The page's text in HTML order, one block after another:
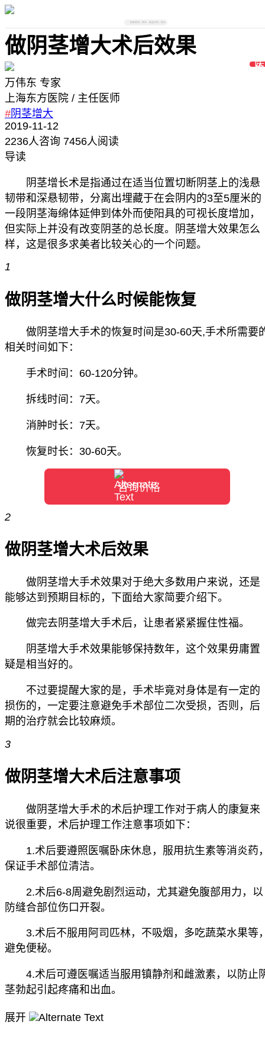
搜索医院、医生、美容项目、部位
做阴茎增大术后效果
万伟东 专家
上海东方医院 / 主任医师
医
生
#阴茎增大
2019-11-12
2236人咨询 7456人阅读
导读
阴茎增长术是指通过在适当位置切断阴茎上的浅悬
韧带和深悬韧带，分离出埋藏于在会阴内的3至5厘米的
一段阴茎海绵体延伸到体外而使阳具的可视长度增加，
但实际上并没有改变阴茎的总长度。阴茎增大效果怎么
样，这是很多求美者比较关心的一个问题。
1
做阴茎增大什么时候能恢复
做阴茎增大手术的恢复时间是30-60天,手术所需要
相关时间如下：
手术时间：60-120分钟。
拆线时间：7天。
消肿时长：7天。
恢复时长：30-60天。
咨询价格
2
做阴茎增大术后效果
做阴茎增大手术效果对于绝大多数用户来说，还是
能够达到预期目标的，下面给大家简要介绍下。
做完去阴茎增大手术后，让患者紧紧握住性福。
阴茎增大手术效果能够保持数年，这个效果毋庸置
疑是相当好的。
不过要提醒大家的是，手术毕竟对身体是有一定的
损伤的，一定要注意避免手术部位二次受损，否则，后
期的治疗就会比较麻烦。
3
做阴茎增大术后注意事项
做阴茎增大手术的术后护理工作对于病人的康复来
说很重要，术后护理工作注意事项如下：
1.术后要遵照医嘱卧床休息，服用抗生素等消炎药
保证手术部位清洁。
2.术后6-8周避免剧烈运动，尤其避免腹部用力，以
防缝合部位伤口开裂。
3.术后不服用阿司匹林，不吸烟，多吃蔬菜水果等
避免便秘。
4.术后可遵医嘱适当服用镇静剂和雌激素，以防止
茎勃起引起疼痛和出血。
展开